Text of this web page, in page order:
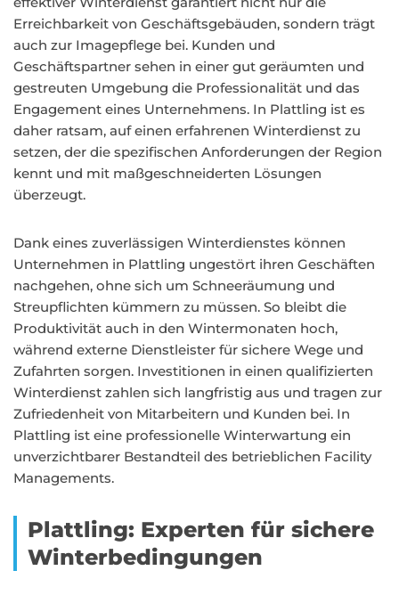
Erreichbarkeit von Geschäftsgebäuden, sondern trägt
auch zur Imagepflege bei. Kunden und
Geschäftspartner sehen in einer gut geräumten und
gestreuten Umgebung die Professionalität und das
Engagement eines Unternehmens. In Plattling ist es
daher ratsam, auf einen erfahrenen Winterdienst zu
setzen, der die spezifischen Anforderungen der Region
kennt und mit maßgeschneiderten Lösungen
überzeugt.
Dank eines zuverlässigen Winterdienstes können
Unternehmen in Plattling ungestört ihren Geschäften
nachgehen, ohne sich um Schneeräumung und
Streupflichten kümmern zu müssen. So bleibt die
Produktivität auch in den Wintermonaten hoch,
während externe Dienstleister für sichere Wege und
Zufahrten sorgen. Investitionen in einen qualifizierten
Winterdienst zahlen sich langfristig aus und tragen zur
Zufriedenheit von Mitarbeitern und Kunden bei. In
Plattling ist eine professionelle Winterwartung ein
unverzichtbarer Bestandteil des betrieblichen Facility
Managements.
Plattling: Experten für sichere
Winterbedingungen